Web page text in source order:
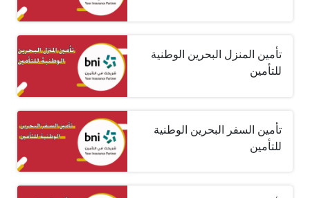
تأمين المنزل البحرين الوطنية
للتأمين
تأمين السفر البحرين الوطنية
للتأمين